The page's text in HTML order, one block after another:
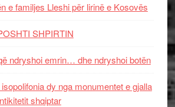
e familjes Lleshi për lirinë e Kosovës
SHPIRTIN
ndryshoi emrin… dhe ndryshoi botën
dy nga monumentet e gjalla
shqiptar